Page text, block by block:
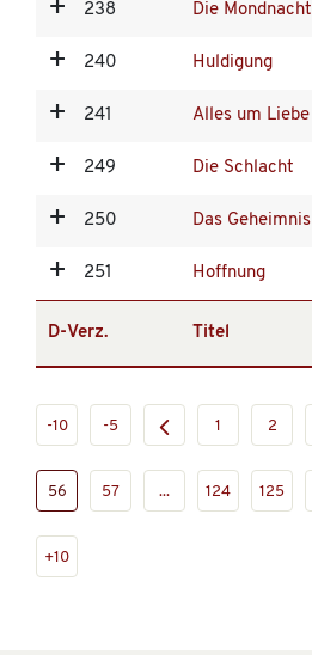
238 Die Mondnacht
240 Huldigung
241 Alles um Liebe
249 Die Schlacht
250 Das Geheimnis
251 Hoffnung
D-Verz. Titel
-10 -5 1 2
56 57 ... 124 125
+10